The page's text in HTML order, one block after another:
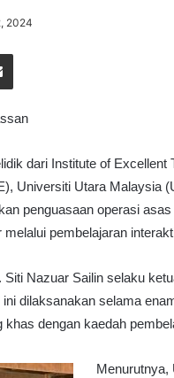
2024
dari Institute of Excellent
Universiti Utara Malaysia
penguasaan operasi
pembelajaran
Nazuar Sailin selaku
dilaksanakan selama
dengan kaedah
Menurutnya,